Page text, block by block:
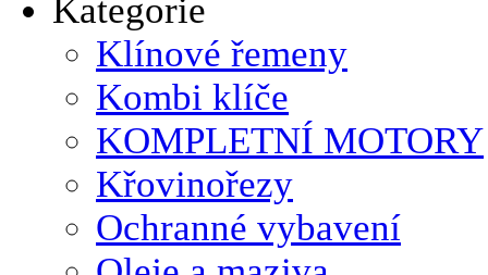
Klínové řemeny
Kombi klíče
KOMPLETNÍ MOTORY
Křovinořezy
Ochranné vybavení